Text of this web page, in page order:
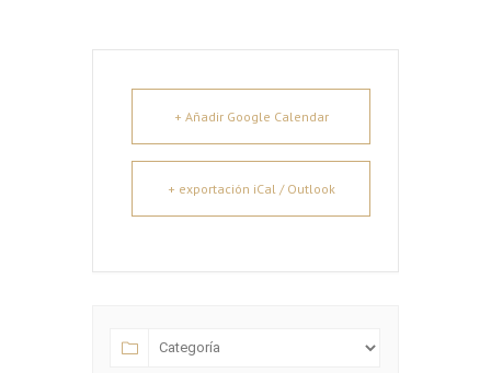
+ Añadir Google Calendar
+ exportación iCal / Outlook